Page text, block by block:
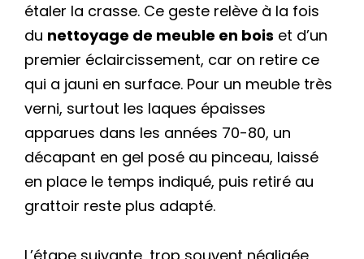
étaler la crasse. Ce geste relève à la fois
du nettoyage de meuble en bois et d’un
premier éclaircissement, car on retire ce
qui a jauni en surface. Pour un meuble très
verni, surtout les laques épaisses
apparues dans les années 70-80, un
décapant en gel posé au pinceau, laissé
en place le temps indiqué, puis retiré au
grattoir reste plus adapté.